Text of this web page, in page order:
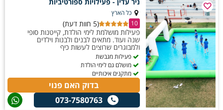
ניר עדין - פעילויות ספורטיביות
כל הארץ
10
(5 חוות דעת)
פעילות מושלמת לימי הולדת, קייטנות סופי
שנה ועוד. מתאים לבנים ולבנות וילדים
ולמבוגרים שרוצים לעשות כיף
פעילות מגבשת
מושלם גם לימי הולדת
מתקנים איכותיים
בדוק האם פנוי
073-7580763